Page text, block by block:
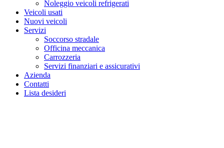
Noleggio veicoli refrigerati
Veicoli usati
Nuovi veicoli
Servizi
Soccorso stradale
Officina meccanica
Carrozzeria
Servizi finanziari e assicurativi
Azienda
Contatti
Lista desideri